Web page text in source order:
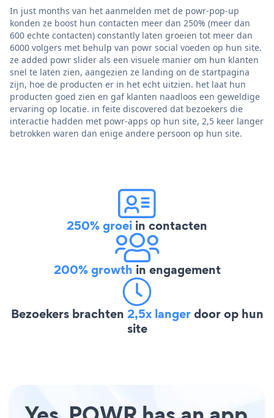
In just months van het aanmelden met de powr-pop-up
konden ze boost hun contacten meer dan 250% (meer dan
600 echte contacten) constantly laten groeien tot meer dan
6000 volgers met behulp van powr social voeden op hun site.
ze added powr slider als een visuele manier om hun klanten
snel te laten zien, aangezien ze landing on de startpagina
zijn, hoe de producten er in het echt uitzien. het laat hun
producten goed zien en gaf klanten naadloos een geweldige
ervaring op locatie. in feite discovered dat bezoekers die
interactie hadden met powr-apps op hun site, 2,5 keer langer
betrokken waren dan enige andere persoon op hun site.
250% groei in contacten
200% growth in engagement
Bezoekers brachten 2,5x langerdoor op hun
site